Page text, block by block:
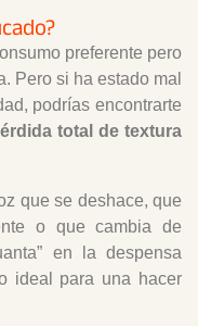
preferente pero
Pero si ha estado mal
podrías encontrarte
total de textura
que se deshace, que
o que cambia de
en la despensa
ideal para una hacer